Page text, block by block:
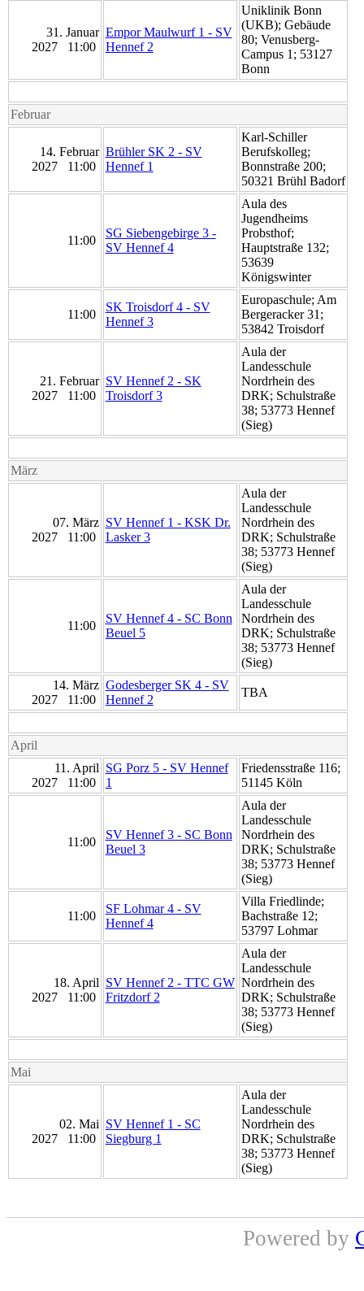
31. Januar
2027 11:00
Empor Maulwurf 1 - SV
Hennef 2
Uniklinik Bonn
(UKB); Gebäude
80; Venusberg-
Campus 1; 53127
Bonn
Februar
14. Februar
2027 11:00
Brühler SK 2 - SV
Hennef 1
Karl-Schiller
Berufskolleg;
Bonnstraße 200;
50321 Brühl Badorf
11:00
SG Siebengebirge 3 -
SV Hennef 4
Aula des
Jugendheims
Probsthof;
Hauptstraße 132;
53639
Königswinter
11:00
SK Troisdorf 4 - SV
Hennef 3
Europaschule; Am
Bergeracker 31;
53842 Troisdorf
21. Februar
2027 11:00
SV Hennef 2 - SK
Troisdorf 3
Aula der
Landesschule
Nordrhein des
DRK; Schulstraße
38; 53773 Hennef
(Sieg)
März
07. März
2027 11:00
SV Hennef 1 - KSK Dr.
Lasker 3
Aula der
Landesschule
Nordrhein des
DRK; Schulstraße
38; 53773 Hennef
(Sieg)
11:00
SV Hennef 4 - SC Bonn
Beuel 5
Aula der
Landesschule
Nordrhein des
DRK; Schulstraße
38; 53773 Hennef
(Sieg)
14. März
2027 11:00
Godesberger SK 4 - SV
Hennef 2
TBA
April
11. April
2027 11:00
SG Porz 5 - SV Hennef
1
Friedensstraße 116;
51145 Köln
11:00
SV Hennef 3 - SC Bonn
Beuel 3
Aula der
Landesschule
Nordrhein des
DRK; Schulstraße
38; 53773 Hennef
(Sieg)
11:00
SF Lohmar 4 - SV
Hennef 4
Villa Friedlinde;
Bachstraße 12;
53797 Lohmar
18. April
2027 11:00
SV Hennef 2 - TTC GW
Fritzdorf 2
Aula der
Landesschule
Nordrhein des
DRK; Schulstraße
38; 53773 Hennef
(Sieg)
Mai
02. Mai
2027 11:00
SV Hennef 1 - SC
Siegburg 1
Aula der
Landesschule
Nordrhein des
DRK; Schulstraße
38; 53773 Hennef
(Sieg)
Powered by